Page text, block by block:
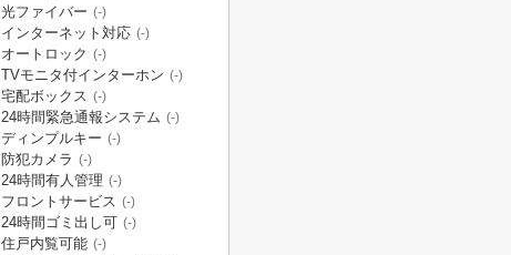
光ファイバー (-)
インターネット対応 (-)
オートロック (-)
TVモニタ付インターホン (-)
宅配ボックス (-)
24時間緊急通報システム (-)
ディンプルキー (-)
防犯カメラ (-)
24時間有人管理 (-)
フロントサービス (-)
24時間ゴミ出し可 (-)
住戸内覧可能 (-)